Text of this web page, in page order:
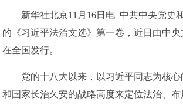
新华社北京11月16日电 中共中央党史
的《习近平法治文选》第一卷，近日由中央
在全国发行。
党的十八大以来，以习近平同志为核心
和国家长治久安的战略高度来定位法治、